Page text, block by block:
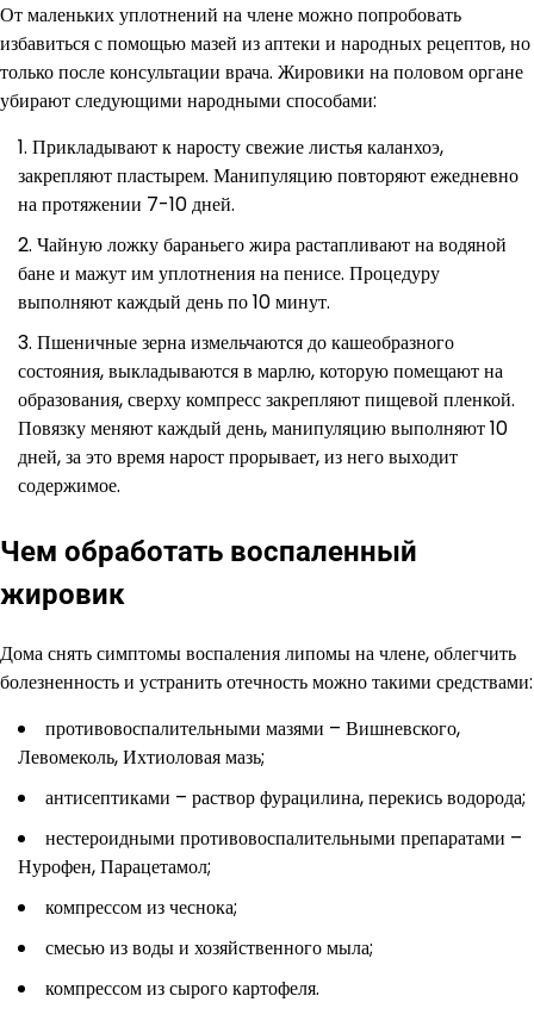
От маленьких уплотнений на члене можно попробовать
избавиться с помощью мазей из аптеки и народных рецептов, но
только после консультации врача. Жировики на половом органе
убирают следующими народными способами:
Прикладывают к наросту свежие листья каланхоэ,
закрепляют пластырем. Манипуляцию повторяют ежедневно
на протяжении 7-10 дней.
Чайную ложку бараньего жира растапливают на водяной
бане и мажут им уплотнения на пенисе. Процедуру
выполняют каждый день по 10 минут.
Пшеничные зерна измельчаются до кашеобразного
состояния, выкладываются в марлю, которую помещают на
образования, сверху компресс закрепляют пищевой пленкой.
Повязку меняют каждый день, манипуляцию выполняют 10
дней, за это время нарост прорывает, из него выходит
содержимое.
Чем обработать воспаленный
жировик
Дома снять симптомы воспаления липомы на члене, облегчить
болезненность и устранить отечность можно такими средствами:
противовоспалительными мазями – Вишневского,
Левомеколь, Ихтиоловая мазь;
антисептиками – раствор фурацилина, перекись водорода;
нестероидными противовоспалительными препаратами –
Нурофен, Парацетамол;
компрессом из чеснока;
смесью из воды и хозяйственного мыла;
компрессом из сырого картофеля.